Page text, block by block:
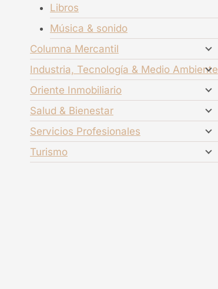
Libros
Música & sonido
Columna Mercantil
Industria, Tecnología & Medio Ambiente
Oriente Inmobiliario
Salud & Bienestar
Servicios Profesionales
Turismo